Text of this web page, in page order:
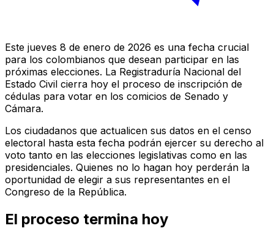
Este jueves 8 de enero de 2026 es una fecha crucial
para los colombianos que desean participar en las
próximas elecciones. La Registraduría Nacional del
Estado Civil cierra hoy el proceso de inscripción de
cédulas para votar en los comicios de Senado y
Cámara.
Los ciudadanos que actualicen sus datos en el censo
electoral hasta esta fecha podrán ejercer su derecho al
voto tanto en las elecciones legislativas como en las
presidenciales. Quienes no lo hagan hoy perderán la
oportunidad de elegir a sus representantes en el
Congreso de la República.
El proceso termina hoy